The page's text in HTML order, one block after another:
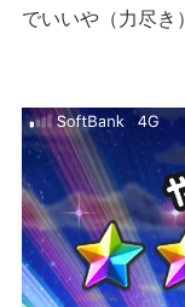
でいいや（力尽き）